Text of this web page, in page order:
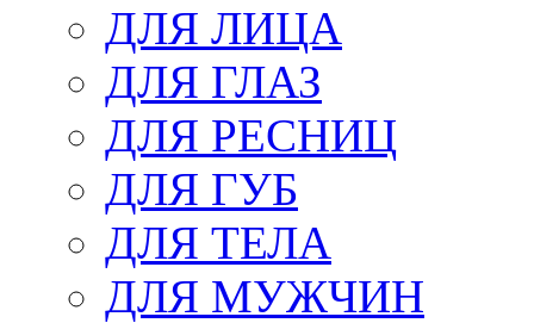
ДЛЯ ЛИЦА
ДЛЯ ГЛАЗ
ДЛЯ РЕСНИЦ
ДЛЯ ГУБ
ДЛЯ ТЕЛА
ДЛЯ МУЖЧИН